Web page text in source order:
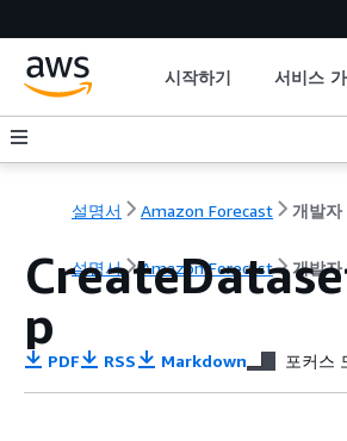
시작하기 서비스
설명서 Amazon Forecast 개발자
설명서 Amazon Forecast 개발자
p
PDF RSS Markdown 포커스